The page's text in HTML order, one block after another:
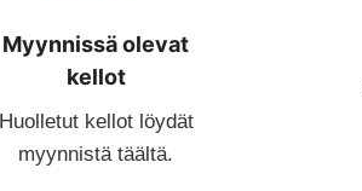
Myynnissä olevat
kellot
Huolletut kellot löydät
myynnistä täältä.